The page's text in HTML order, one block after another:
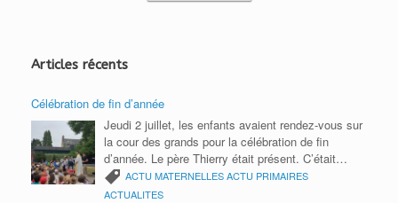
Articles récents
Célébration de fin d’année
Jeudi 2 juillet, les enfants avaient rendez-vous sur
la cour des grands pour la célébration de fin
d’année. Le père Thierry était présent. C’était
l’occasion de remercier toute la communauté
éducative pour cette année scolaire. Bonnes
ACTU MATERNELLESACTU PRIMAIRES
ACTUALITES